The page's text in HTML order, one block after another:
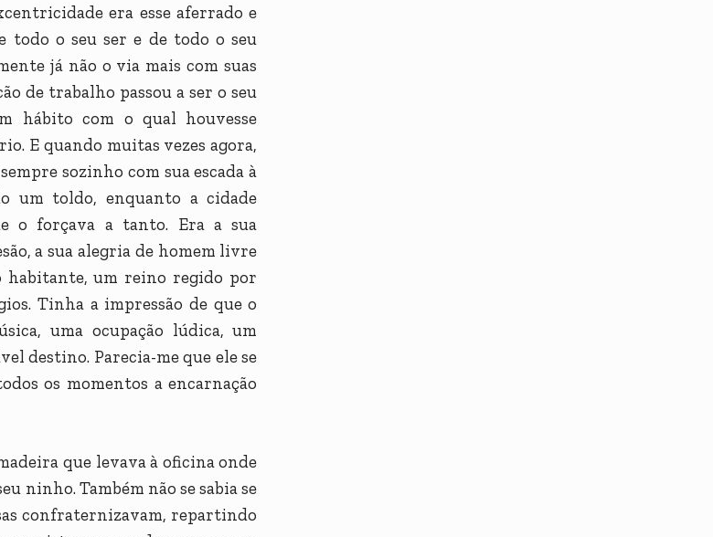
era esse aferrado e
todo o seu ser e de todo o seu
já não o via mais com suas
de trabalho passou a ser o seu
hábito com o qual houvesse
E quando muitas vezes agora,
sozinho com sua escada à
um toldo, enquanto a cidade
o forçava a tanto. Era a sua
a sua alegria de homem livre
habitante, um reino regido por
Tinha a impressão de que o
uma ocupação lúdica, um
destino. Parecia-me que ele se
os momentos a encarnação
que levava à oficina onde
ninho. Também não se sabia se
confraternizavam, repartindo